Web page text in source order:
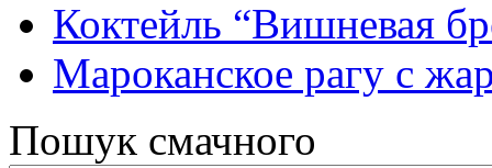
Коктейль “Вишневая
Мароканское рагу с
Пошук смачного